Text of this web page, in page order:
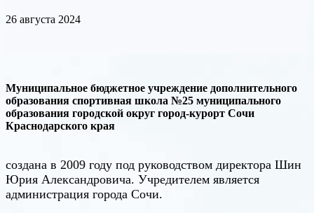
26 августа 2024
Муниципальное бюджетное учреждение дополнительного
образования спортивная школа №25 муниципального
образования городской округ город-курорт Сочи
Краснодарского края
создана в 2009 году под руководством директора Шин
Юрия Александровича. Учредителем является
администрация города Сочи.